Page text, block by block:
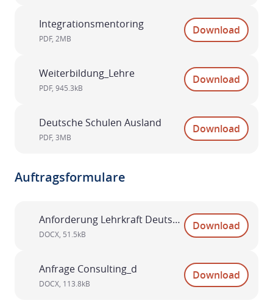
Integrationsmentoring
PDF, 2MB
Download
Weiterbildung_Lehre
PDF, 945.3kB
Download
Deutsche Schulen Ausland
PDF, 3MB
Download
Auftragsformulare
Anforderung Lehrkraft Deutsche Schule
DOCX 51.5kB
Download
Anfrage Consulting_d
DOCX 113.8kB
Download